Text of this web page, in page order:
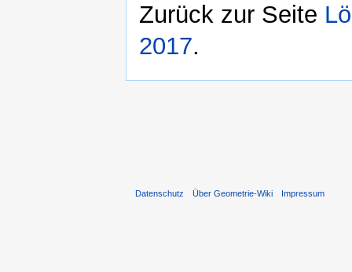
Zurück zur Seite
2017.
Datenschutz Über Geometrie-Wiki Impressum